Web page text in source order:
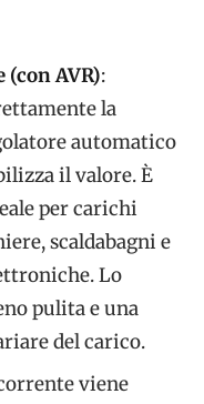
AVR):
la
automatico
il valore. È
per carichi
scaldabagni e
Lo
pulita e una
del carico.
viene